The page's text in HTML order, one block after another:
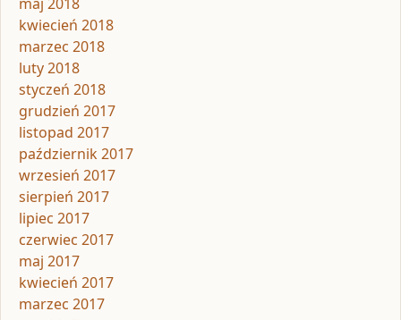
kwiecień 2018
marzec 2018
luty 2018
styczeń 2018
grudzień 2017
listopad 2017
październik 2017
wrzesień 2017
sierpień 2017
lipiec 2017
czerwiec 2017
maj 2017
kwiecień 2017
marzec 2017